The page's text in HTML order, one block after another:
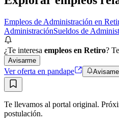
Empleos de Administración en
AdministraciónSueldos de
¿Te interesa empleos en Retiro?
Avisarme
Ver oferta en pandape
Te llevamos al portal original.
postulación.